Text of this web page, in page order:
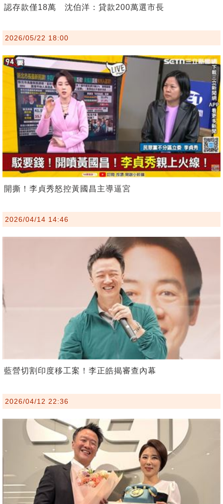
認存款僅18萬 沈伯洋：貸款200萬選市長
2026/05/22 18:00
開撕！李貞秀怒控黃國昌主導逼宮
2026/04/14 14:46
藍營切割印度移工案！李正皓揭審查內幕
2026/04/12 22:36